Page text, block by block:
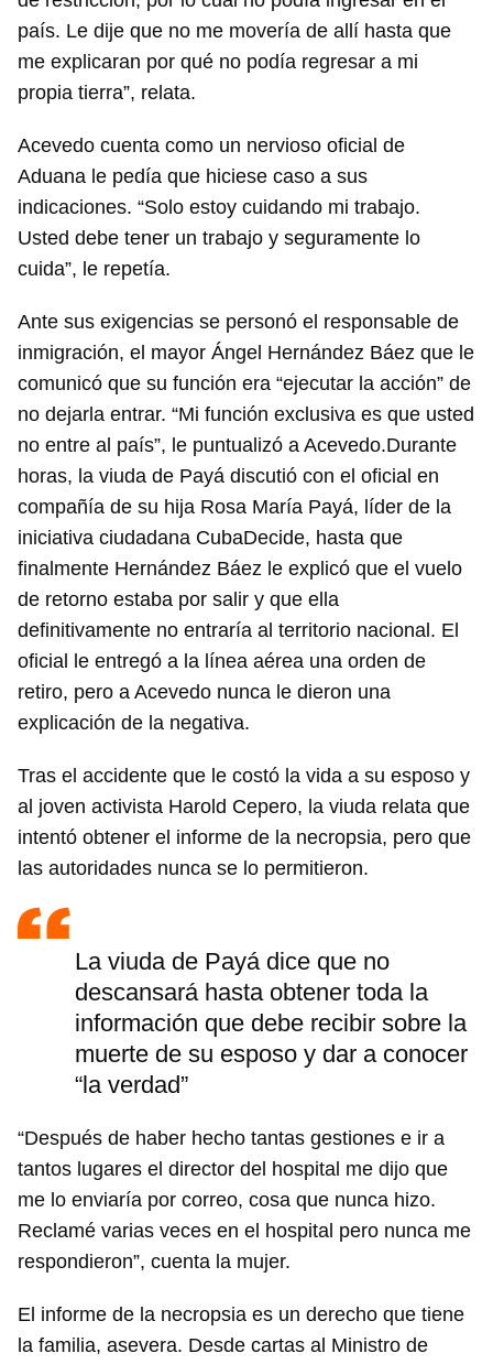
país. Le dije que no me movería de allí hasta que
me explicaran por qué no podía regresar a mi
propia tierra”, relata.
Acevedo cuenta como un nervioso oficial de
Aduana le pedía que hiciese caso a sus
indicaciones. “Solo estoy cuidando mi trabajo.
Usted debe tener un trabajo y seguramente lo
cuida”, le repetía.
Ante sus exigencias se personó el responsable de
inmigración, el mayor Ángel Hernández Báez que le
comunicó que su función era “ejecutar la acción” de
no dejarla entrar. “Mi función exclusiva es que usted
no entre al país”, le puntualizó a Acevedo.Durante
horas, la viuda de Payá discutió con el oficial en
compañía de su hija Rosa María Payá, líder de la
iniciativa ciudadana CubaDecide, hasta que
finalmente Hernández Báez le explicó que el vuelo
de retorno estaba por salir y que ella
definitivamente no entraría al territorio nacional. El
oficial le entregó a la línea aérea una orden de
retiro, pero a Acevedo nunca le dieron una
explicación de la negativa.
Tras el accidente que le costó la vida a su esposo y
al joven activista Harold Cepero, la viuda relata que
intentó obtener el informe de la necropsia, pero que
las autoridades nunca se lo permitieron.
La viuda de Payá dice que no
descansará hasta obtener toda la
información que debe recibir sobre la
muerte de su esposo y dar a conocer
“la verdad”
“Después de haber hecho tantas gestiones e ir a
tantos lugares el director del hospital me dijo que
me lo enviaría por correo, cosa que nunca hizo.
Reclamé varias veces en el hospital pero nunca me
respondieron”, cuenta la mujer.
El informe de la necropsia es un derecho que tiene
la familia, asevera. Desde cartas al Ministro de